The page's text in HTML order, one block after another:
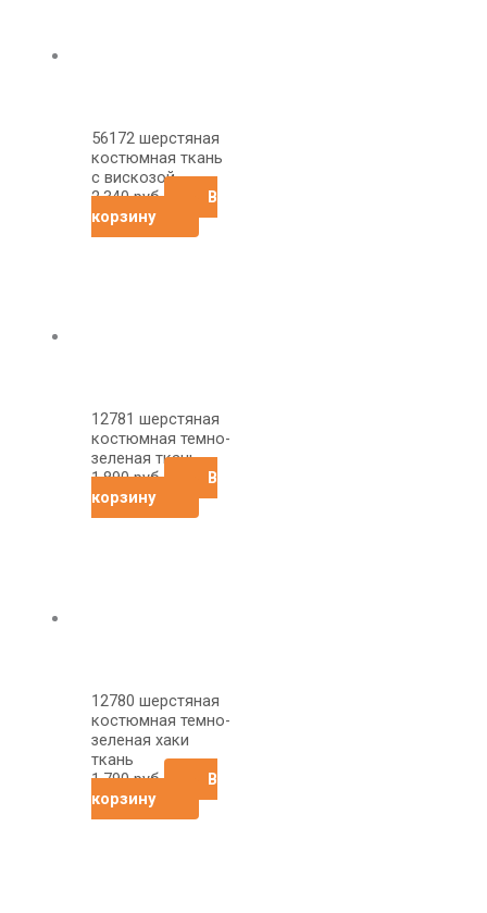
56172 шерстяная
костюмная ткань
с вискозой
2,340руб
В
корзину
12781 шерстяная
костюмная темно-
зеленая ткань
1,890руб
В
корзину
12780 шерстяная
костюмная темно-
зеленая хаки
ткань
1,790руб
В
корзину